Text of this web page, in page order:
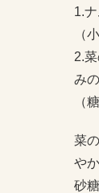
1.
（
2.
み
（
菜
や
砂